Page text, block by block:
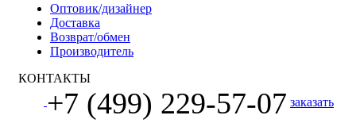
Оптовик/дизайнер
Доставка
Возврат/обмен
Производитель
КОНТАКТЫ
+7 (499) 229-57-07 заказать